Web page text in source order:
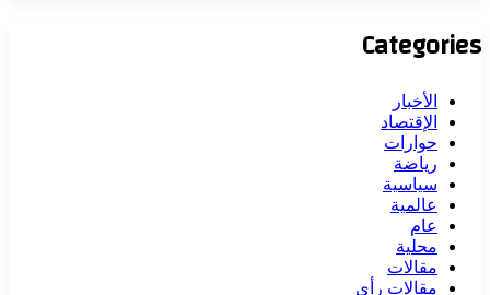
Categories
الأخبار
الإقتصاد
حوارات
رياضة
سياسية
عالمية
عام
محلية
مقالات
مقالات رأي